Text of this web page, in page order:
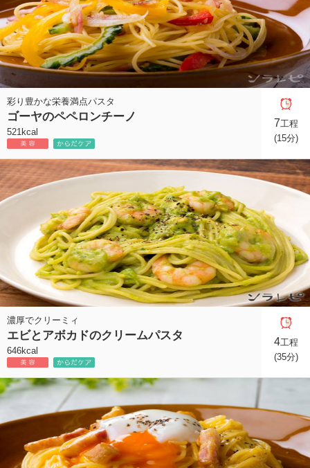
彩り豊かな栄養満点パスタ
ゴーヤのペペロンチーノ
521kcal
7工程
(15分)
濃厚でクリーミィ
エビとアボカドのクリームパスタ
646kcal
4工程
(35分)